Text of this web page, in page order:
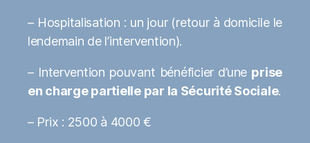
– Hospitalisation : un jour (retour à domicile le
lendemain de l’intervention).
– Intervention pouvant bénéficier d’une prise
en charge partielle par la Sécurité Sociale.
– Prix : 2500 à 4000 €